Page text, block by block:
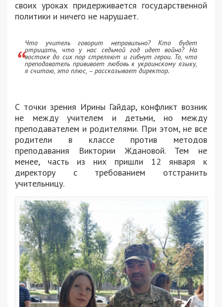
своих уроках придерживается государственной
политики и ничего не нарушает.
Что учитель говорит неправильно? Кто будет
отрицать, что у нас седьмой год идет война? На
востоке до сих пор стреляют и гибнут герои. То, что
преподаватель прививает любовь к украинскому языку,
я считаю, это плюс, – рассказывает директор.
С точки зрения Ирины Гайдар, конфликт возник
не между учителем и детьми, но между
преподавателем и родителями. При этом, не все
родители в классе против методов
преподавания Виктории Ждановой. Тем не
менее, часть из них пришли 12 января к
директору с требованием отстранить
учительницу.